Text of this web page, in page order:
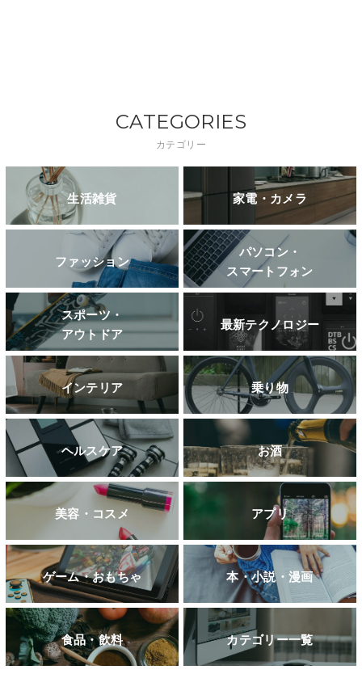
CATEGORIES
カテゴリー
生活雑貨 家電・カメラ
ファッション
パソコン・
スマートフォン
スポーツ・
アウトドア
最新テクノロジー
インテリア 乗り物
ヘルスケア お酒
美容・コスメ アプリ
ゲーム・おもちゃ 本・小説・漫画
食品・飲料 カテゴリー一覧